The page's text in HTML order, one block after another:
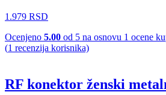
1.979 RSD
Ocenjeno 5.00 od 5 na osnovu 1 ocene
(1 recenzija korisnika)
RF konektor ženski